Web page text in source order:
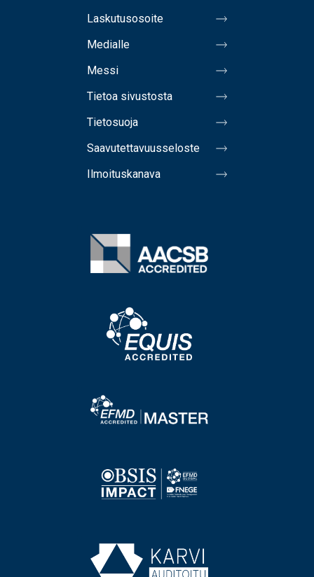
Laskutusosoite
Medialle
Messi
Tietoa sivustosta
Tietosuoja
Saavutettavuusseloste
Ilmoituskanava
Image
Image
Image
Image
Image